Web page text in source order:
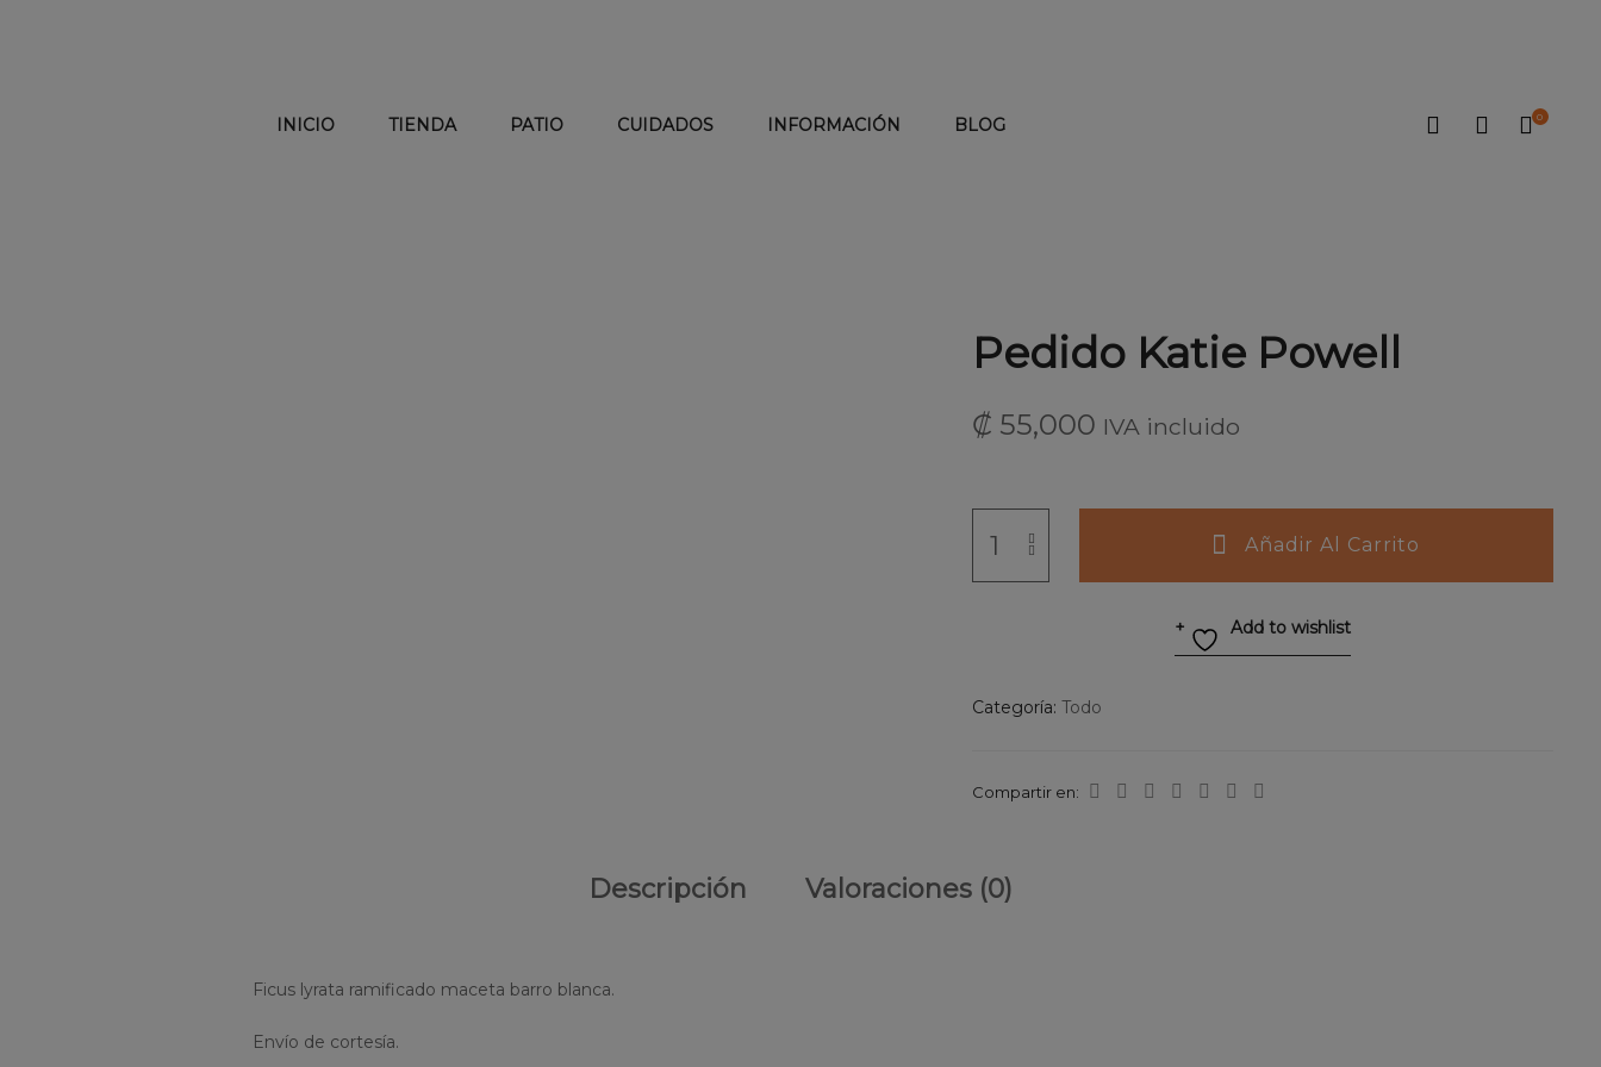
INICIO TIENDA PATIO CUIDADOS INFORMACIÓN BLOG 0
Pedido Katie Powell
₡ 55,000 IVA incluido
Añadir Al Carrito
Add to wishlist
Categoría:Todo
Compartir en:
Descripción Valoraciones (0)
Ficus lyrata ramificado maceta barro blanca.
Envío de cortesía.